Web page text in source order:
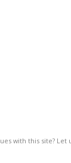
with this site? Let